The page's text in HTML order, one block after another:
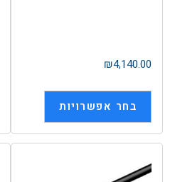
₪4,140.00
בחר אפשרויות